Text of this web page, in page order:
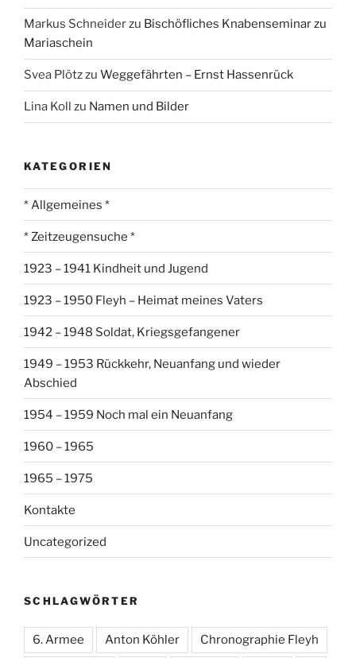
Markus Schneiderzu Bischöfliches Knabenseminar zu
Mariaschein
Svea Plötzzu Weggefährten – Ernst Hassenrück
Lina Koll zu Namen und Bilder
KATEGORIEN
* Allgemeines *
* Zeitzeugensuche *
1923 – 1941 Kindheit und Jugend
1923 – 1950 Fleyh – Heimat meines Vaters
1942 – 1948 Soldat, Kriegsgefangener
1949 – 1953 Rückkehr, Neuanfang und wieder
Abschied
1954 – 1959 Noch mal ein Neuanfang
1960 – 1965
1965 – 1975
Kontakte
Uncategorized
SCHLAGWÖRTER
6. Armee Anton Köhler Chronographie Fleyh